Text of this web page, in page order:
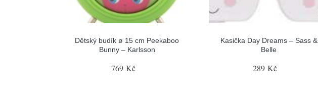
Dětský budík ø 15 cm Peekaboo
Bunny – Karlsson
769 Kč
Kasička Day Dreams – Sass &
Belle
289 Kč